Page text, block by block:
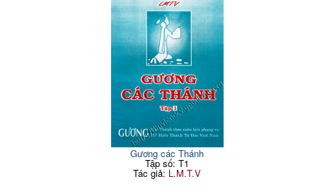
Gương các Thánh
Tập số: T1
Tác giả: L.M.T.V